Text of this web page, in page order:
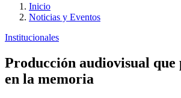
Inicio
Noticias y Eventos
Institucionales
Producción audiovisual
en la memoria